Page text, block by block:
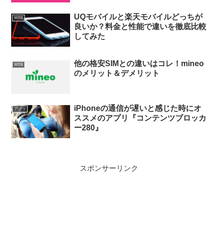
WEB
UQモバイルと楽天モバイルどっちが
良いか？料金と性能で違いを徹底比較
してみた
WEB
他の格安SIMとの違いはコレ！mineo
のメリット＆デメリット
アプリ
iPhoneの通信が遅いと感じた時にオ
ススメのアプリ『コンテンツブロッカ
ー280』
スポンサーリンク